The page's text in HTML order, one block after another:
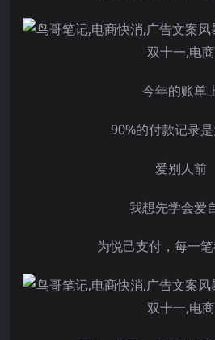
今年的账单
90%的付款记录
爱别人前
我想先学会爱
为悦己支付，每一